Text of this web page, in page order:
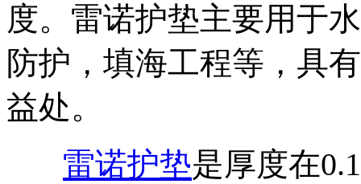
度。雷诺护垫主要用于
防护，填海工程等，具
益处。
雷诺护垫是厚度在